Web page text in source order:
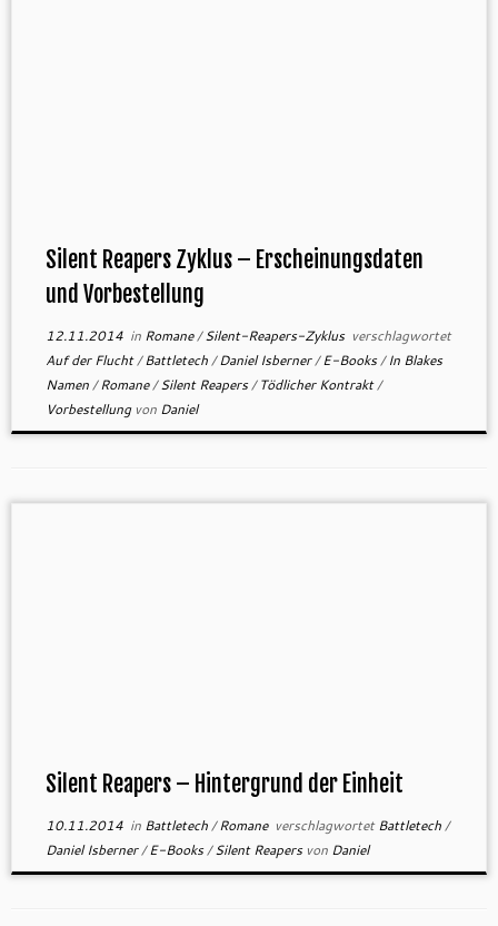
Silent Reapers Zyklus – Erscheinungsdaten
und Vorbestellung
12.11.2014in Romane/Silent-Reapers-Zyklus verschlagwortet
Auf der Flucht/Battletech/Daniel Isberner/E-Books/In Blakes
Namen/Romane/Silent Reapers/Tödlicher Kontrakt/
Vorbestellung von Daniel
Silent Reapers – Hintergrund der Einheit
10.11.2014in Battletech/Romane verschlagwortetBattletech/
Daniel Isberner/E-Books/Silent Reapers von Daniel